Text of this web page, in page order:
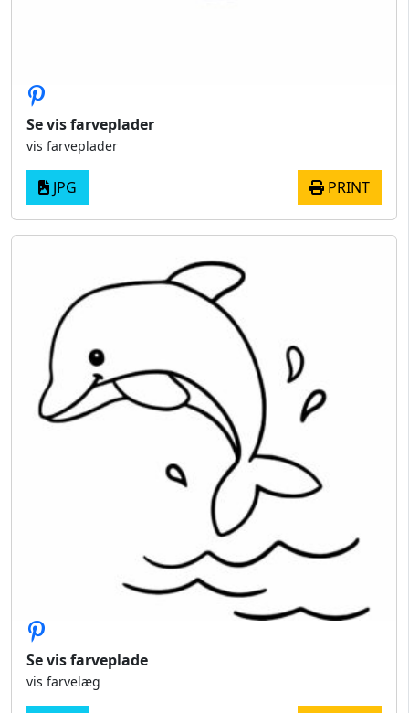
Se vis farveplader
vis farveplader
JPG PRINT
Se vis farveplade
vis farvelæg